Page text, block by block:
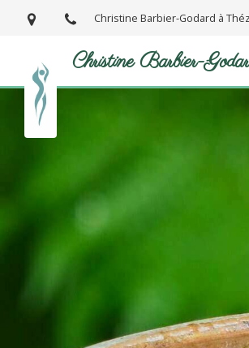
Christine Barbier-Godard à
Christine Barbier-